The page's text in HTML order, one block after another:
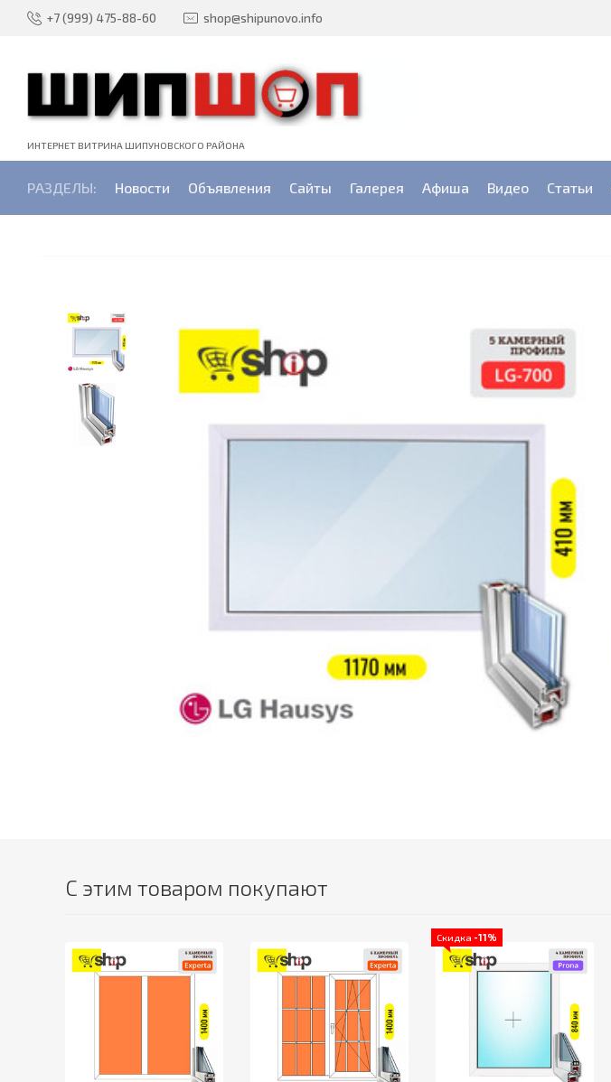
+7 (999) 475-88-60 shop@shipunovo.info
ИНТЕРНЕТ ВИТРИНА ШИПУНОВСКОГО РАЙОНА
РАЗДЕЛЫ: Новости Объявления Сайты Галерея Афиша Видео Статьи
С этим товаром покупают
Скидка -11%